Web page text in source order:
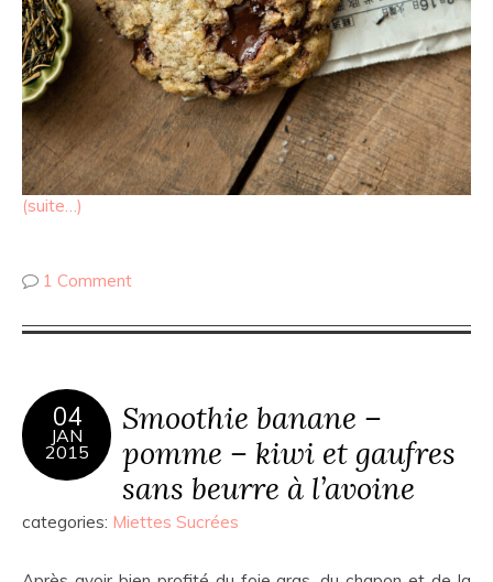
(suite…)
1 Comment
04
JAN
2015
Smoothie banane –
pomme – kiwi et gaufres
sans beurre à l’avoine
categories: Miettes Sucrées